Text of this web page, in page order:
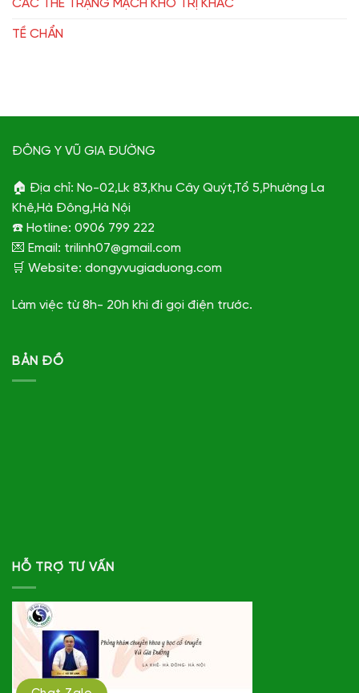
CÁC THỂ TRẠNG MẠCH KHÓ TRỊ KHÁC
TỀ CHẨN
ĐÔNG Y VŨ GIA ĐƯỜNG
🏠 Địa chỉ: No-02,Lk 83,Khu Cây Quýt,Tổ 5,Phường La
Khê,Hà Đông,Hà Nội
☎️ Hotline: 0906 799 222
💌 Email: trilinh07@gmail.com
🛒 Website: dongyvugiaduong.com
Làm việc từ 8h- 20h khi đi gọi điện trước.
BẢN ĐỒ
HỖ TRỢ TƯ VẤN